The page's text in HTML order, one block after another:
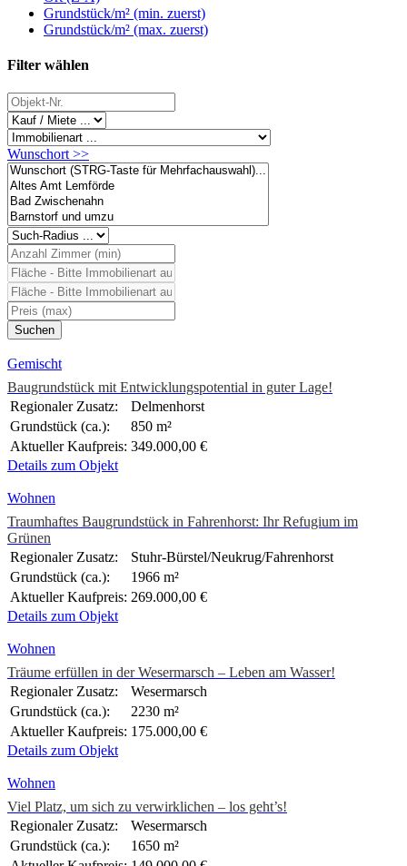
Grundstück/m² (min. zuerst)
Grundstück/m² (max. zuerst)
Filter wählen
Wunschort >>
Gemischt
Baugrundstück mit Entwicklungspotential in guter Lage!
Regionaler Zusatz:
Delmenhorst
Grundstück (ca.):
850 m²
Aktueller Kaufpreis: 349.000,00 €
Details zum Objekt
Wohnen
Traumhaftes Baugrundstück in Fahrenhorst: Ihr Refugium im
Grünen
Regionaler Zusatz:
Stuhr-Bürstel/Neukrug/Fahrenhorst
Grundstück (ca.):
1966 m²
Aktueller Kaufpreis: 269.000,00 €
Details zum Objekt
Wohnen
Träume erfüllen in der Wesermarsch – Leben am Wasser!
Regionaler Zusatz:
Wesermarsch
Grundstück (ca.):
2230 m²
Aktueller Kaufpreis: 175.000,00 €
Details zum Objekt
Wohnen
Viel Platz, um sich zu verwirklichen – los geht’s!
Regionaler Zusatz:
Wesermarsch
Grundstück (ca.):
1650 m²